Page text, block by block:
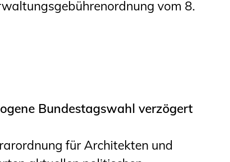
vom 8.
Bundestagswahl verzögert
für Architekten und